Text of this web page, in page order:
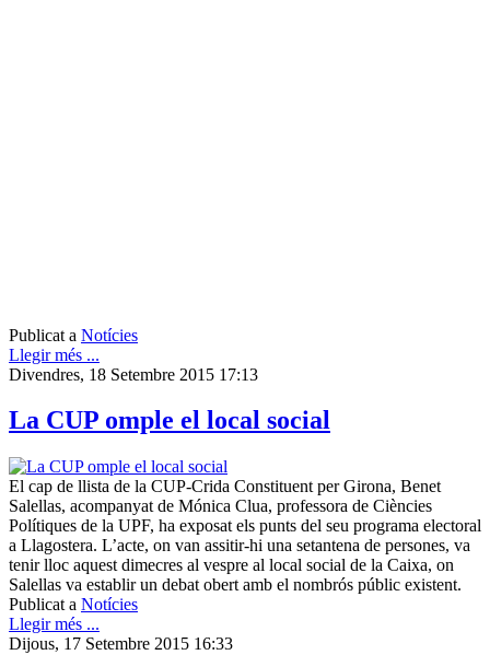
Publicat a Notícies
Llegir més ...
Divendres, 18 Setembre 2015 17:13
La CUP omple el local social
El cap de llista de la CUP-Crida Constituent per Girona, Benet
Salellas, acompanyat de Mónica Clua, professora de Ciències
Polítiques de la UPF, ha exposat els punts del seu programa electoral
a Llagostera. L’acte, on van assitir-hi una setantena de persones, va
tenir lloc aquest dimecres al vespre al local social de la Caixa, on
Salellas va establir un debat obert amb el nombrós públic existent.
Publicat a Notícies
Llegir més ...
Dijous, 17 Setembre 2015 16:33